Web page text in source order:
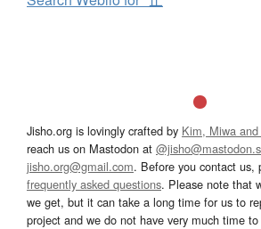
Jisho.org is lovingly crafted by Kim, Miwa and
reach us on Mastodon at
jisho.org@gmail.com. Before you contact us,
frequently asked questions. Please note that
we get, but it can take a long time for us to
project and we do not have very much time